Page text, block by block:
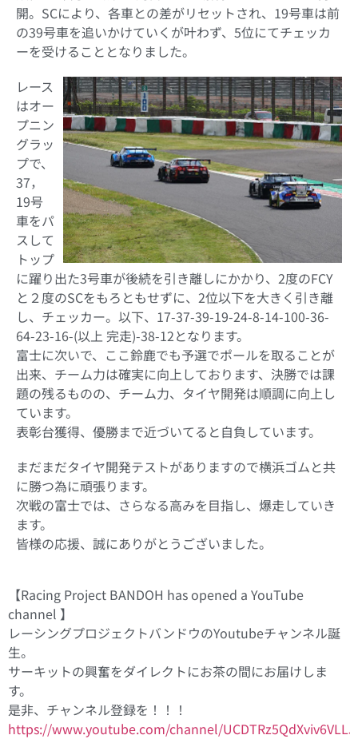
開。SCにより、各車との差がリセットされ、19号車は前
の39号車を追いかけていくが叶わず、5位にてチェッカ
ーを受けることとなりました。
レース
はオー
プニン
グラッ
プで、
37，
19号
車をパ
スして
トップ
に躍り出た3号車が後続を引き離しにかかり、2度のFCY
と２度のSCをもろともせずに、2位以下を大きく引き離
し、チェッカー。以下、17-37-39-19-24-8-14-100-36-
64-23-16-(以上 完走)-38-12となります。
富士に次いで、ここ鈴鹿でも予選でポールを取ることが
出来、チーム力は確実に向上しております、決勝では課
題の残るものの、チーム力、タイヤ開発は順調に向上し
ています。
表彰台獲得、優勝まで近づいてると自負しています。
まだまだタイヤ開発テストがありますので横浜ゴムと共
に勝つ為に頑張ります。
次戦の富士では、さらなる高みを目指し、爆走していき
ます。
皆様の応援、誠にありがとうございました。
【Racing Project BANDOH has opened a YouTube
channel 】
レーシングプロジェクトバンドウのYoutubeチャンネル誕
生。
サーキットの興奮をダイレクトにお茶の間にお届けしま
す。
是非、チャンネル登録を！！！
https://www.youtube.com/channel/